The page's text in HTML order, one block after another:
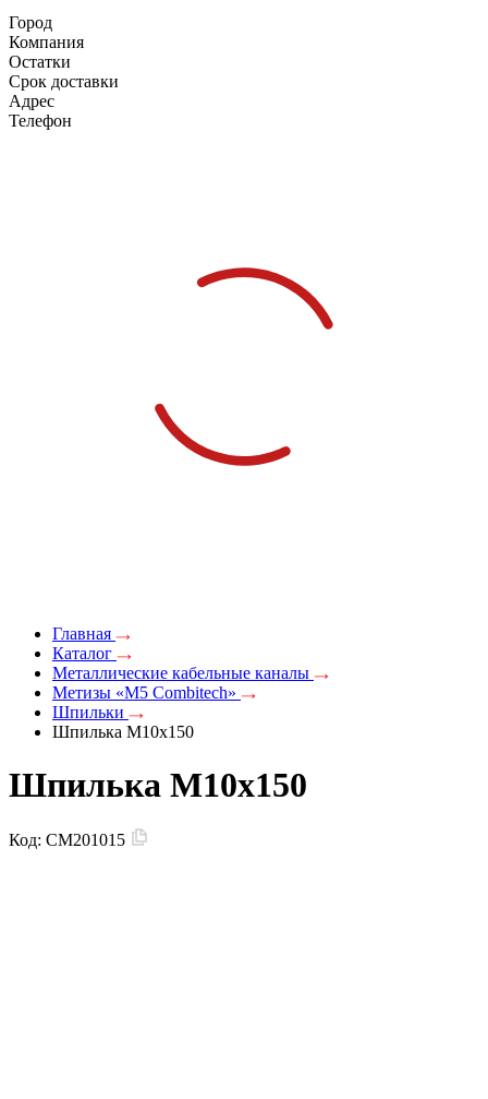
Город
Компания
Остатки
Срок доставки
Адрес
Телефон
Главная
Каталог
Металлические кабельные каналы
Метизы «M5 Combitech»
Шпильки
Шпилька М10х150
Шпилька М10х150
Код: CM201015